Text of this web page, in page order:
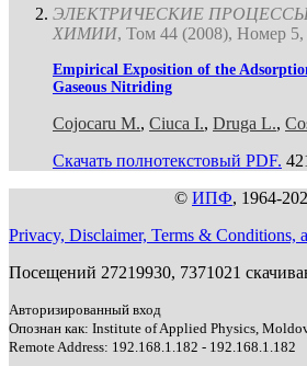
ЭЛЕКТРИЧЕСКИЕ
ХИМИИ, Том 44 (2008), Номер 5,
Empirical Exposition of the
Gaseous Nitriding
Cojocaru M., Ciuca I., Druga L.,
Скачать полнотекстовый PDF.
© ИПФ, 1964-
Privacy, Disclaimer, Terms & Conditions,
Посещений 27219930, 7371021
Авторизированный вход
Опознан как: Institute of Applied Physics,
Remote Address: 192.168.1.182 - 192.168.1.182